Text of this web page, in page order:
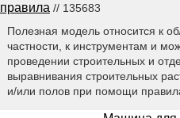
правила // 135683
Полезная модель относится к
частности, к инструментам и
проведении строительных и
выравнивания строительных
и/или полов при помощи